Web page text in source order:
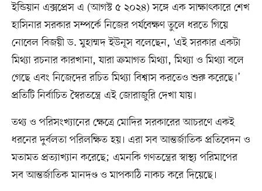
ইন্ডিয়ান এক্সপ্রেস এ (আগস্ট ৫ ২০২৪) সঙ্গে এক সাক্ষাৎকারে শেখ
হাসিনার সরকার সম্পর্কে নিজের পর্যবেক্ষণ তুলে ধরতে গিয়ে
নোবেল বিজয়ী ড. মুহাম্মদ ইউনূস বলেছেন, ‘এই সরকার একটা
মিথ্যা রচনার কারখানা, যারা ক্রমাগত মিথ্যা, মিথ্যা ও মিথ্যা বলে
গেছে এবং নিজেদের রচিত মিথ্যা বিশ্বাস করতেও শুরু করেছে।’
প্রতিটি নির্বাচিত স্বৈরতন্ত্রে এই জোরাজুরি দেখা যায়।
তথ্য ও পরিসংখ্যানের ক্ষেত্রে মোদির সরকারের আচরণে একই
ধরনের দুর্বলতা পরিলক্ষিত হয়। এরা সব আন্তর্জাতিক প্রতিবেদন ও
মতামত প্রত্যাখ্যান করেছে; এমনকি গণতন্ত্রের স্বাস্থ্য পরিমাপের
সব আন্তর্জাতিক মানদণ্ড ও মাপকাঠি নাকচ করে দিয়েছে।